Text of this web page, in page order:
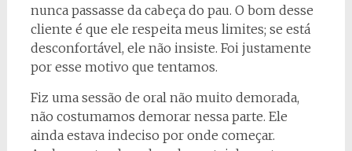
nunca passasse da cabeça do pau. O bom desse
cliente é que ele respeita meus limites; se está
desconfortável, ele não insiste. Foi justamente
por esse motivo que tentamos.
Fiz uma sessão de oral não muito demorada,
não costumamos demorar nessa parte. Ele
ainda estava indeciso por onde começar.